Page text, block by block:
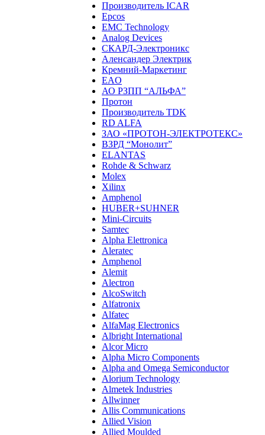
Производитель ICAR
Epcos
EMC Technology
Analog Devices
СКАРД-Электроникс
Аленсандер Электрик
Кремний-Маркетинг
EAO
АО РЗПП “АЛЬФА”
Протон
Производитель TDK
RD ALFA
ЗАО «ПРОТОН-ЭЛЕКТРОТЕКС»
ВЗРД “Монолит”
ELANTAS
Rohde & Schwarz
Molex
Xilinx
Amphenol
HUBER+SUHNER
Mini-Circuits
Samtec
Alpha Elettronica
Aleratec
Amphenol
Alemit
Alectron
AlcoSwitch
Alfatronix
Alfatec
AlfaMag Electronics
Albright International
Alcor Micro
Alpha Micro Components
Alpha and Omega Semiconductor
Alorium Technology
Almetek Industries
Allwinner
Allis Communications
Allied Vision
Allied Moulded